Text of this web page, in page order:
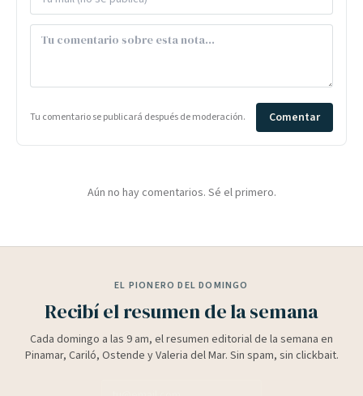
Tu comentario se publicará después de moderación. Comentar
Aún no hay comentarios. Sé el primero.
EL PIONERO DEL DOMINGO
Recibí el resumen de la semana
Cada domingo a las 9 am, el resumen editorial de la semana en
Pinamar, Cariló, Ostende y Valeria del Mar. Sin spam, sin clickbait.